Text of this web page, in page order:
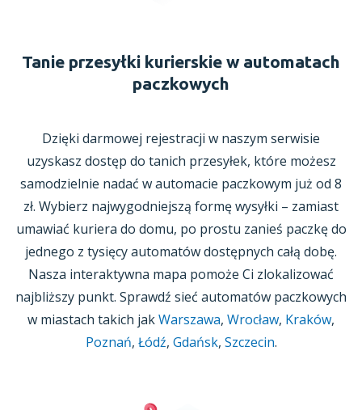
Tanie przesyłki kurierskie w automatach
paczkowych
Dzięki darmowej rejestracji w naszym serwisie
uzyskasz dostęp do tanich przesyłek, które możesz
samodzielnie nadać w automacie paczkowym już od 8
zł. Wybierz najwygodniejszą formę wysyłki – zamiast
umawiać kuriera do domu, po prostu zanieś paczkę do
jednego z tysięcy automatów dostępnych całą dobę.
Nasza interaktywna mapa pomoże Ci zlokalizować
najbliższy punkt. Sprawdź sieć automatów paczkowych
w miastach takich jakWarszawa, Wrocław, Kraków,
Poznań, Łódź, Gdańsk, Szczecin.